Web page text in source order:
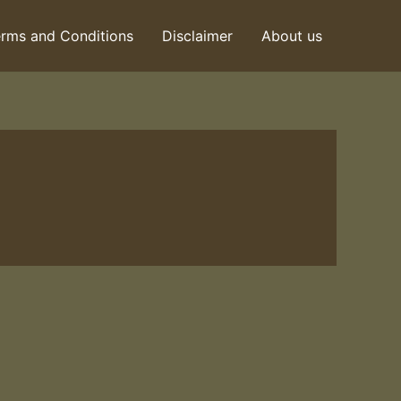
and Conditions Disclaimer About us